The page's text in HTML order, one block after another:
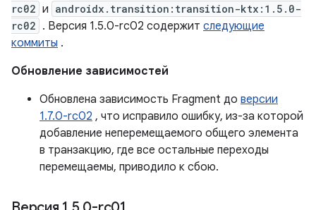
rc02 и androidx.transition:transition-ktx:1.5.0-
rc02 . Версия 1.5.0-rc02 содержит следующие
коммиты .
Обновление зависимостей
Обновлена ​​зависимость Fragment до версии
1.7.0-rc02 , что исправило ошибку, из-за которой
добавление неперемещаемого общего элемента
в транзакцию, где все остальные переходы
перемещаемы, приводило к сбою.